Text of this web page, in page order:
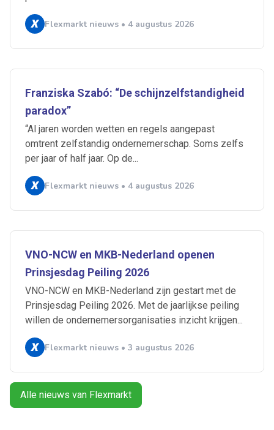
Flexmarkt nieuws • 4 augustus 2026
Franziska Szabó: “De schijnzelfstandigheid
paradox”
“Al jaren worden wetten en regels aangepast
omtrent zelfstandig ondernemerschap. Soms zelfs
per jaar of half jaar. Op de...
Flexmarkt nieuws • 4 augustus 2026
VNO-NCW en MKB-Nederland openen
Prinsjesdag Peiling 2026
VNO-NCW en MKB-Nederland zijn gestart met de
Prinsjesdag Peiling 2026. Met de jaarlijkse peiling
willen de ondernemersorganisaties inzicht krijgen...
Flexmarkt nieuws • 3 augustus 2026
Alle nieuws van Flexmarkt
Ontvang vacatures direct in
Alerts ontvangen
Alles
Doorzaam
Flexnieuws
Normering Arbeid
ZiPconomy